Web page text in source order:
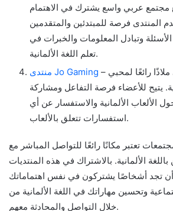
مجتمع عربي واسع يشترك في الاهتمام
المنتدى فرصة للمبتدئين والمتقدمين
وتبادل المعلومات والخبرات في
تعلم اللغة الألمانية.
منتدى Jo Gaming – يعتبر هذا المنتدى ملاذًا رائعًا لمحبي
يتيح للأعضاء فرصة التفاعل ومشاركة
الألعاب الألمانية والاستفسار عن أي
استفسارات تتعلق بالألعاب.
تعتبر مكانًا رائعًا للتواصل المباشر مع
الألمانية. بالاشتراك في هذه المنتديات
تجد أشخاصًا يشتركون في نفس اهتماماتك
وتحسين مهاراتك في اللغة الألمانية من
خلال التواصل والمحادثة معهم.